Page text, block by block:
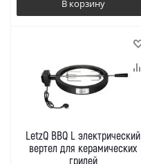
В корзину
LetzQ BBQ L электрический
вертел для керамических
грилей